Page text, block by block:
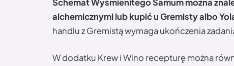
alchemicznymi lub kupić u Gremisty albo
handlu z Gremistą wymaga ukończenia
W dodatku Krew i Wino recepturę można